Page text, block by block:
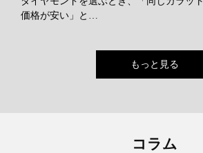
価格が安い」と…
もっと見る
コラム